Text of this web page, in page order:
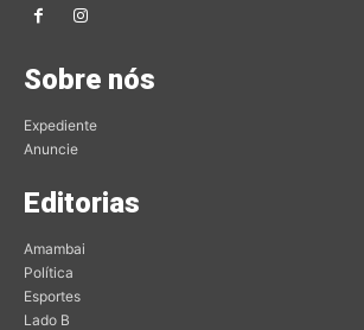
Sobre nós
Expediente
Anuncie
Editorias
Amambai
Política
Esportes
Lado B